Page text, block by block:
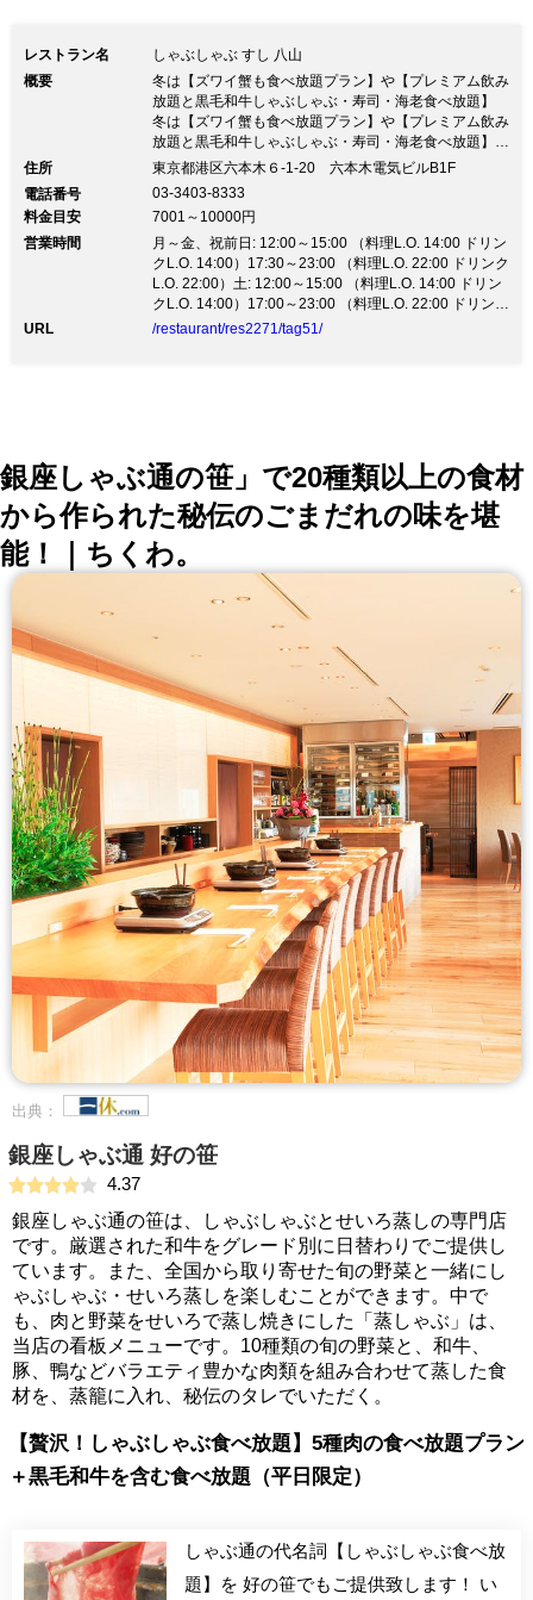
レストラン名
しゃぶしゃぶ すし 八山
概要
冬は【ズワイ蟹も食べ放題プラン】や【プレミアム飲み
放題と黒毛和牛しゃぶしゃぶ・寿司・海老食べ放題】
冬は【ズワイ蟹も食べ放題プラン】や【プレミアム飲み
放題と黒毛和牛しゃぶしゃぶ・寿司・海老食べ放題】
【宴会プラン】 いよいよ温かい鍋のシーズンとなりま
【ズワイ蟹も食べ放題プラン】や【プレミアム飲み放
題】黒毛和牛しゃぶしゃぶ・寿司・海老食べ放題プラン
等 八山のしゃぶしゃぶ鍋をお楽しみいただけます。充
実した個室も2名様から16名様までご利用いただけま
す。 【Xmas特別メニュー】ズワイ蟹と神戸牛しゃぶし
ゃぶコース等ご用意しております。お早めにご予約をお
願いたします。 ＊2020年1月1日（水）の営業はお休み
住所
東京都港区六本木６-1-20 六本木電気ビルB1F
電話番号
03-3403-8333
料金目安
7001～10000円
営業時間
月～金、祝前日: 12:00～15:00 （料理L.O. 14:00 ドリン
クL.O. 14:00）17:30～23:00 （料理L.O. 22:00 ドリンク
L.O. 22:00）土: 12:00～15:00 （料理L.O. 14:00 ドリン
クL.O. 14:00）17:00～23:00 （料理L.O. 22:00 ドリンク
L.O. 22:00）日、祝日: 12:00～15:00 （料理L.O. 14:00
URL /restaurant/res2271/tag51/
銀座しゃぶ通の笹」で20種類以上の食材
から作られた秘伝のごまだれの味を堪
能！｜ちくわ。
出典：
銀座しゃぶ通 好の笹
4.37
銀座しゃぶ通の笹は、しゃぶしゃぶとせいろ蒸しの専門店
です。厳選された和牛をグレード別に日替わりでご提供し
ています。また、全国から取り寄せた旬の野菜と一緒にし
ゃぶしゃぶ・せいろ蒸しを楽しむことができます。中で
も、肉と野菜をせいろで蒸し焼きにした「蒸しゃぶ」は、
当店の看板メニューです。10種類の旬の野菜と、和牛、
豚、鴨などバラエティ豊かな肉類を組み合わせて蒸した食
材を、蒸籠に入れ、秘伝のタレでいただく。
【贅沢！しゃぶしゃぶ食べ放題】5種肉の食べ放題プラン
＋黒毛和牛を含む食べ放題（平日限定）
しゃぶ通の代名詞【しゃぶしゃぶ食べ放
題】を 好の笹でもご提供致します！ い